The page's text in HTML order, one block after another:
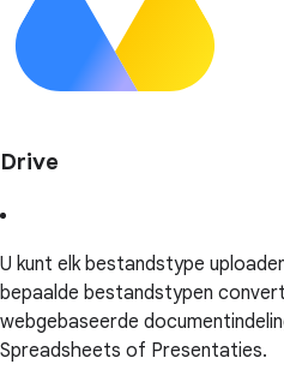
Drive
U kunt elk bestandstype
bepaalde bestandstypen
webgebaseerde
Spreadsheets of Presentaties.